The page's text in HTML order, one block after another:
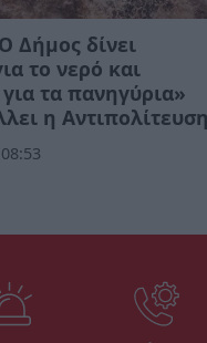
Δήμος δίνει
το νερό και
τα πανηγύρια»
η Αντιπολίτευση